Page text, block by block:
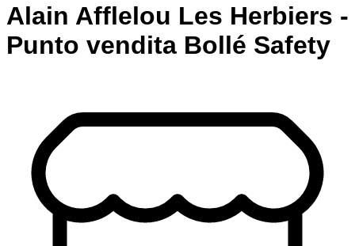
Alain Afflelou Les Herbiers -
Punto vendita Bollé Safety